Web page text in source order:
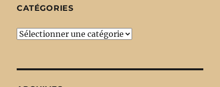
CATÉGORIES
Catégories